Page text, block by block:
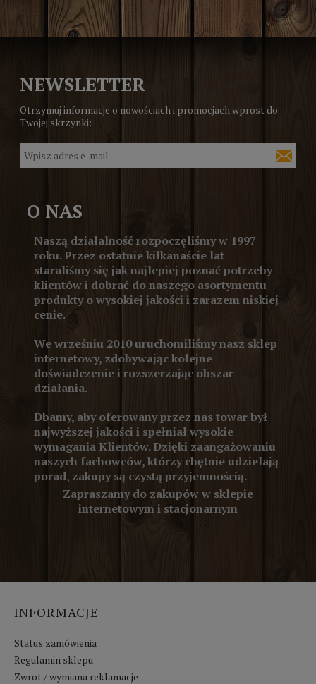
NEWSLETTER
Otrzymuj informacje o nowościach i promocjach wprost do
Twojej skrzynki:
O NAS
Naszą działalność rozpoczęliśmy w 1997
roku. Przez ostatnie kilkanaście lat
staraliśmy się jak najlepiej poznać potrzeby
klientów i dobrać do naszego asortymentu
produkty o wysokiej jakości i zarazem niskiej
cenie.
We wrześniu 2010 uruchomiliśmy nasz sklep
internetowy, zdobywając kolejne
doświadczenie i rozszerzając obszar
działania.
Dbamy, aby oferowany przez nas towar był
najwyższej jakości i spełniał wysokie
wymagania Klientów. Dzięki zaangażowaniu
naszych fachowców, którzy chętnie udzielają
porad, zakupy są czystą przyjemnością.
Zapraszamy do zakupów w sklepie
internetowym i stacjonarnym
INFORMACJE
Status zamówienia
Regulamin sklepu
Zwrot / wymiana reklamacje